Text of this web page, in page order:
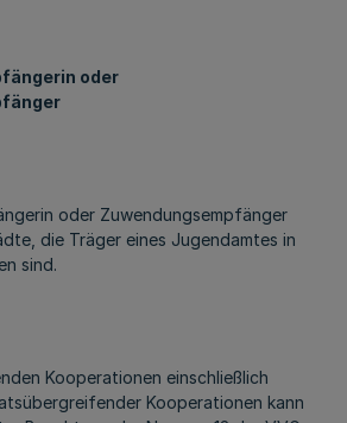
oder
oder Zuwendungsempfänger
die Träger eines Jugendamtes in
sind.
Kooperationen einschließlich
Kooperationen kann